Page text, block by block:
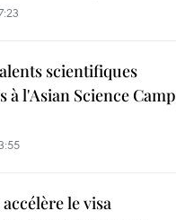
scientifiques
à l'Asian Science Camp
le visa